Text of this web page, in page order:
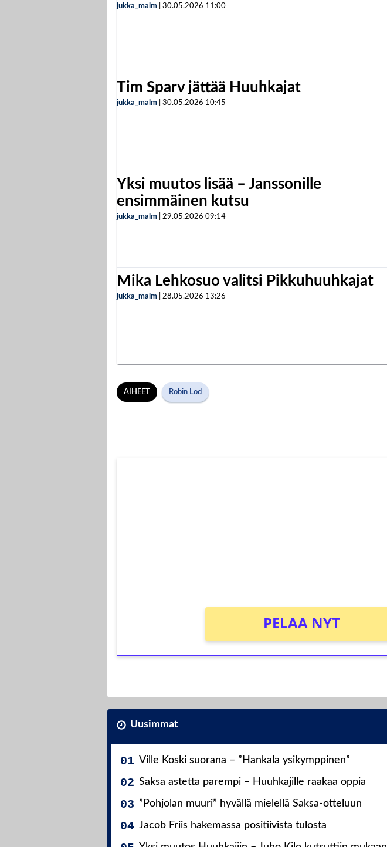
jukka_malm 30.05.2026 11:00
Tim Sparv jättää Huuhkajat
jukka_malm 30.05.2026 10:45
Yksi muutos lisää – Janssonille
ensimmäinen kutsu
jukka_malm 29.05.2026 09:14
Mika Lehkosuo valitsi Pikkuhuuhkajat
jukka_malm 28.05.2026 13:26
AIHEET Robin Lod
PELAA NYT
Uusimmat
Ville Koski suorana – ”Hankala ysikymppinen”
Saksa astetta parempi – Huuhkajille raakaa oppia
”Pohjolan muuri” hyvällä mielellä Saksa-otteluun
Jacob Friis hakemassa positiivista tulosta